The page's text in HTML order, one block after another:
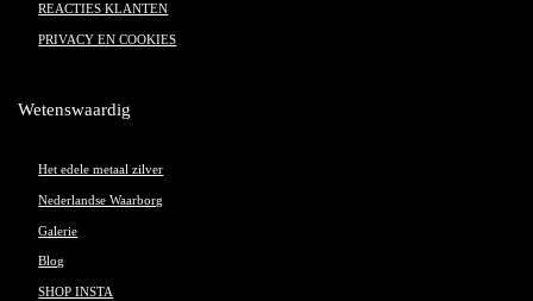
REACTIES KLANTEN
PRIVACY EN COOKIES
Wetenswaardig
Het edele metaal zilver
Nederlandse Waarborg
Galerie
Blog
SHOP INSTA